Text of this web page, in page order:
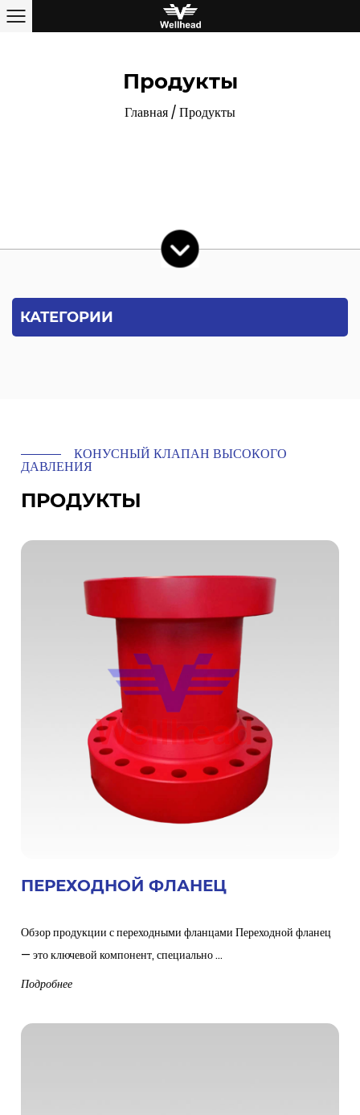
Продукты
Главная/Продукты
КАТЕГОРИИ
КОНУСНЫЙ КЛАПАН ВЫСОКОГО
ДАВЛЕНИЯ
ПРОДУКТЫ
ПЕРЕХОДНОЙ ФЛАНЕЦ
Обзор продукции с переходными фланцами Переходной фланец
— это ключевой компонент, специально ...
Подробнее